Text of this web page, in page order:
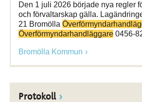
Den 1 juli 2026 började nya regler
och förvaltarskap gälla.
21 Bromölla
Överförmyndarhandläggare 0456-
Bromölla Kommun
Protokoll